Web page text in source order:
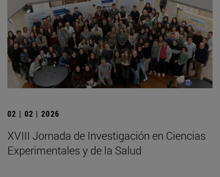
02 | 02 | 2026
XVIII Jornada de Investigación en Ciencias
Experimentales y de la Salud